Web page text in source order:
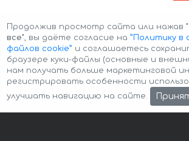
Авторские права © 2026 Авто-
Продолжив просмотр сайта или нажав
все", вы даёте согласие на ”Политику
файлов cookie” и соглашаетесь
браузере куки-файлы (основные и
нам получать больше маркетинговой
регистрировать особенности
улучшать навигацию на сайте.